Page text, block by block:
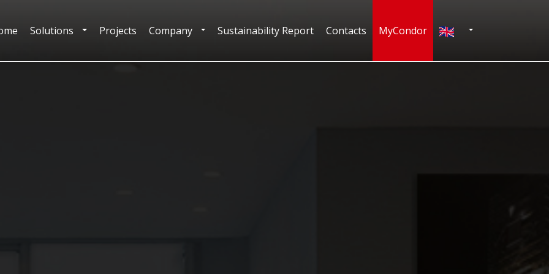
Solutions TOGGLE DROPDOWN
Projects Company TOGGLE DROPDOWN
Sustainability Report Contacts MyCondor EnglishTOGGLE DROPDOWN